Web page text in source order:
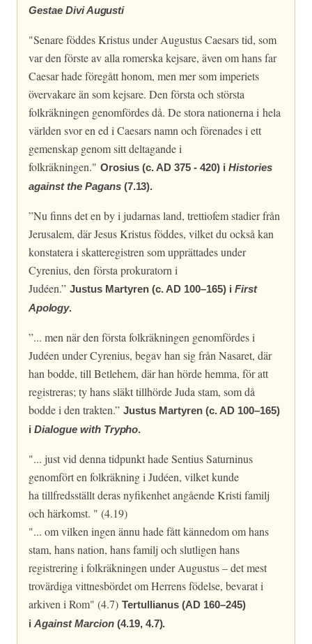
Gestae DiviAugusti
"Senare föddes Kristus under Augustus Caesars tid, som
var den förste av alla romerska kejsare, även om hans far
Caesar hade föregått honom, men mer som imperiets
övervakare än som kejsare. Den första och största
folkräkningen genomfördes då. De stora nationerna i hela
världen svor en ed i Caesars namn och förenades i ett
gemenskap genom sitt deltagande i
folkräkningen." Orosius (c. AD 375 - 420) i Histories
against the Pagans (7.13).
”Nu finns det en by i judarnas land, trettiofem stadier från
Jerusalem, där Jesus Kristus föddes, vilket du också kan
konstatera i skatteregistren som upprättades under
Cyrenius, den första prokuratorn i
Judéen.” Justus Martyren (c. AD 100–165) i First
Apology.
”... men när den första folkräkningen genomfördes i
Judéen under Cyrenius, begav han sig från Nasaret, där
han bodde, till Betlehem, där han hörde hemma, för att
registreras; ty hans släkt tillhörde Juda stam, som då
bodde i den trakten.” Justus Martyren (c. AD 100–165)
i Dialogue with Trypho.
"... just vid denna tidpunkt hade Sentius Saturninus
genomfört en folkräkning i Judéen, vilket kunde
ha tillfredsställt deras nyfikenhet angående Kristi familj
och härkomst. " (4.19)
"... om vilken ingen ännu hade fått kännedom om hans
stam, hans nation, hans familj och slutligen hans
registrering i folkräkningen under Augustus – det mest
trovärdiga vittnesbördet om Herrens födelse, bevarat i
arkiven i Rom" (4.7) Tertullianus (AD 160–245)
i Against Marcion (4.19, 4.7).